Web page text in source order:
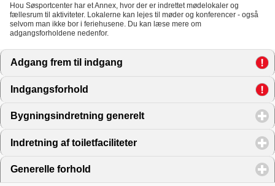
Hou Søsportcenter har et Annex, hvor der er indrettet mødelokaler og
fællesrum til aktiviteter. Lokalerne kan lejes til møder og konferencer - også
selvom man ikke bor i feriehusene. Du kan læse mere om
adgangsforholdene nedenfor.
Adgang frem til indgang
Indgangsforhold
Bygningsindretning generelt click to expand contents
Indretning af toiletfaciliteter
Generelle forhold